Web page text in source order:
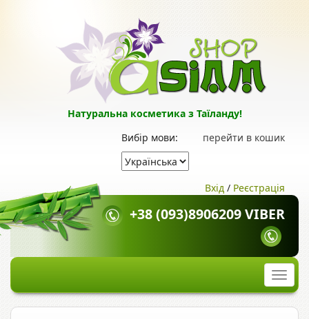
Натуральна косметика з Таїланду!
перейти в кошик
Вибір мови:
Вхід / Реєстрація
+38 (093)8906209 VIBER